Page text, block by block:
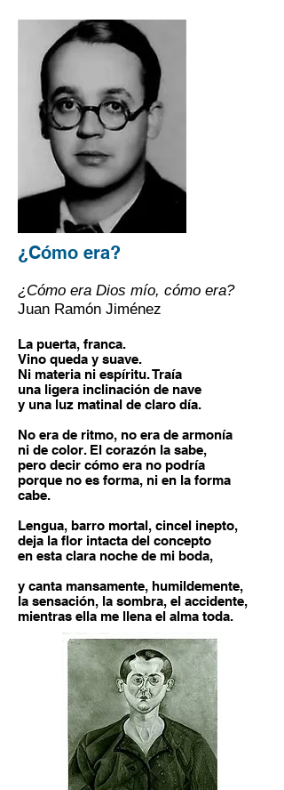
¿Cómo era?
¿Cómo era Dios mío, cómo era?
Juan Ramón Jiménez
La puerta, franca.
Vino queda y suave.
Ni materia ni espíritu. Traía
una ligera inclinación de nave
y una luz matinal de claro día.
No era de ritmo, no era de armonía
ni de color. El corazón la sabe,
pero decir cómo era no podría
porque no es forma, ni en la forma
cabe.
Lengua, barro mortal, cincel inepto,
deja la flor intacta del concepto
en esta clara noche de mi boda,
y canta mansamente, humildemente,
la sensación, la sombra, el accidente,
mientras ella me llena el alma toda.